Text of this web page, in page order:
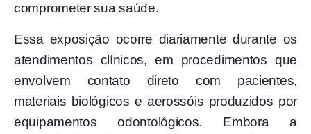
comprometer sua saúde.
Essa exposição ocorre diariamente durante os
atendimentos clínicos, em procedimentos que
envolvem contato direto com pacientes,
materiais biológicos e aerossóis produzidos por
equipamentos odontológicos. Embora a